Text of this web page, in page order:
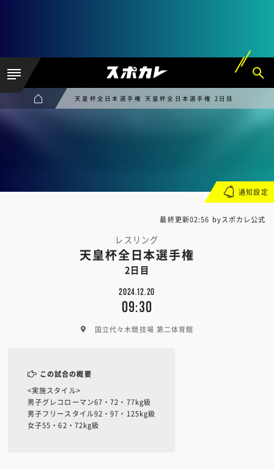
天皇杯全日本選手権 天皇杯全日本選手権 2日目
最終更新02:56 byスポカレ公式
レスリング
天皇杯全日本選手権
2日目
2024.12.20
09:30
国立代々木競技場 第二体育館
通知設定
この試合の概要
<実施スタイル>
男子グレコローマン67・72・77kg級
男子フリースタイル92・97・125kg級
女子55・62・72kg級